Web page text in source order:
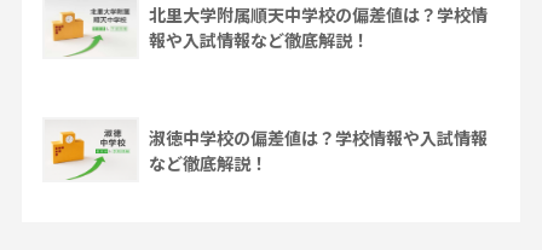
北里大学附属順天中学校の偏差値は？学校情
報や入試情報など徹底解説！
淑徳中学校の偏差値は？学校情報や入試情報
など徹底解説！